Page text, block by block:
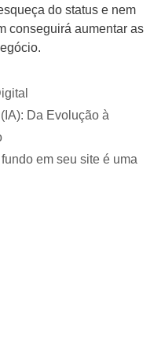
do status e nem
conseguirá aumentar as
Da Evolução à
em seu site é uma